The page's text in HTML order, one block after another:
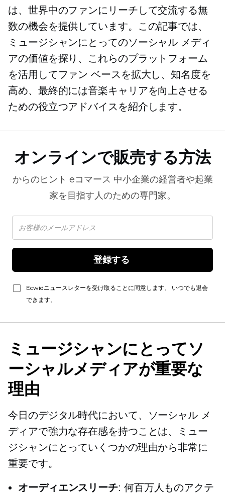
は、世界中のファンにリーチして交流する無
数の機会を提供しています。この記事では、
ミュージシャンにとってのソーシャル メディ
アの価値を探り、これらのプラットフォーム
を活用してファン ベースを拡大し、知名度を
高め、最終的には音楽キャリアを向上させる
ための役立つアドバイスを紹介します。
オンラインで販売する方法
からのヒント eコマース 中小企業の経営者や起業
家を目指す人のための専門家。
Ecwidニュースレターを受け取ることに同意します。 いつでも退会
できます。
ミュージシャンにとってソ
ーシャルメディアが重要な
理由
今日のデジタル時代において、ソーシャル メ
ディアで強力な存在感を持つことは、ミュー
ジシャンにとっていくつかの理由から非常に
重要です。
オーディエンスリーチ: 何百万人ものアクテ